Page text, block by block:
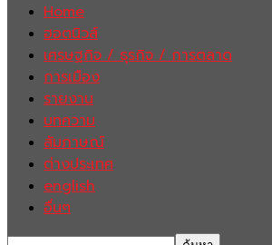
Home
ฮอตนิวส์
เศรษฐกิจ / ธุรกิจ / การตลาด
การเมือง
รายงาน
บทความ
สัมภาษณ์
ต่างประเทศ
english
อื่นๆ